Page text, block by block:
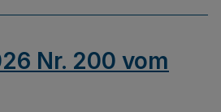
Nr. 200 vom